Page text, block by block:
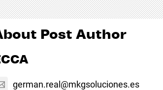
Post Author
german.real@mkgsoluciones.es